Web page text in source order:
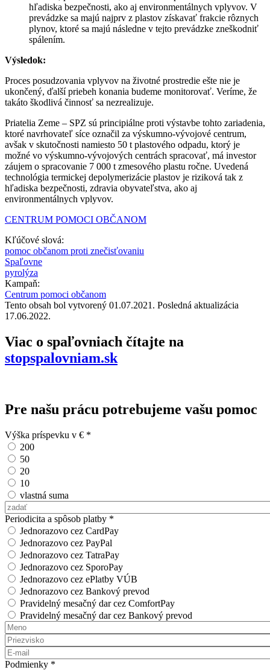
hľadiska bezpečnosti, ako aj environmentálnych vplyvov. V
prevádzke sa majú najprv z plastov získavať frakcie rôznych
plynov, ktoré sa majú následne v tejto prevádzke zneškodniť
spálením.
Výsledok:
Proces posudzovania vplyvov na životné prostredie ešte nie je
ukončený, ďalší priebeh konania budeme monitorovať. Veríme, že
takáto škodlivá činnosť sa nezrealizuje.
Priatelia Zeme – SPZ sú principiálne proti výstavbe tohto zariadenia,
ktoré navrhovateľ síce označil za výskumno-vývojové centrum,
avšak v skutočnosti namiesto 50 t plastového odpadu, ktorý je
možné vo výskumno-vývojových centrách spracovať, má investor
záujem o spracovanie 7 000 t zmesového plastu ročne. Uvedená
technológia termickej depolymerizácie plastov je riziková tak z
hľadiska bezpečnosti, zdravia obyvateľstva, ako aj
environmentálnych vplyvov.
CENTRUM POMOCI OBČANOM
Kľúčové slová:
pomoc občanom proti znečisťovaniu
Spaľovne
pyrolýza
Kampaň:
Centrum pomoci občanom
Tento obsah bol vytvorený 01.07.2021. Posledná aktualizácia
17.06.2022.
Viac o spaľovniach čítajte na
stopspalovniam.sk
Pre našu prácu potrebujeme vašu pomoc
Výška príspevku v € *
200
50
20
10
vlastná suma
Vlastná suma
Periodicita a spôsob platby *
Jednorazovo cez CardPay
Jednorazovo cez PayPal
Jednorazovo cez TatraPay
Jednorazovo cez SporoPay
Jednorazovo cez ePlatby VÚB
Jednorazovo cez Bankový prevod
Pravidelný mesačný dar cez ComfortPay
Pravidelný mesačný dar cez Bankový prevod
Meno
Priezvisko
E-mail
Podmienky *